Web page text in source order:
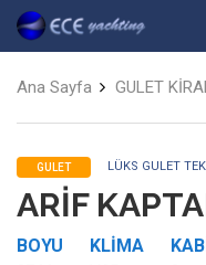
Ana Sayfa GULET
GULET LÜKS GULET
ARİF
BOYU KLIMA